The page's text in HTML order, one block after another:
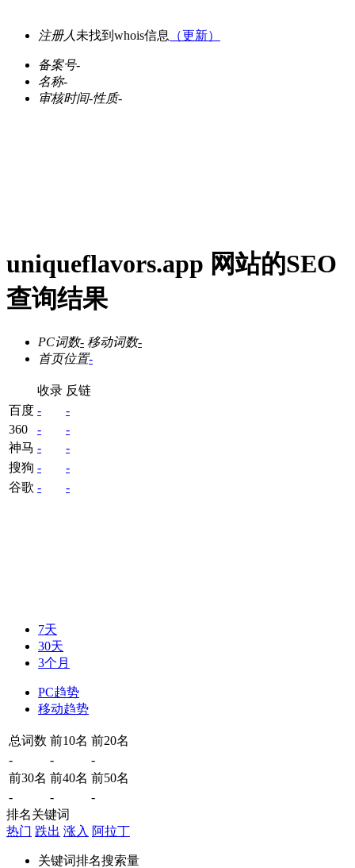
注册人 未找到whois信息 （更新）
备案号-
名称-
审核时间-性质-
uniqueflavors.app 网站的SEO
查询结果
PC词数- 移动词数-
首页位置-
收录 反链
百度 -
-
360
-
-
神马 -
-
搜狗 -
-
谷歌 - -
7天
30天
3个月
PC趋势
移动趋势
总词数 前10名 前20名
-
-
-
前30名 前40名 前50名
-
-
-
排名关键词
热门 跌出 涨入 阿拉丁
关键词排名搜索量